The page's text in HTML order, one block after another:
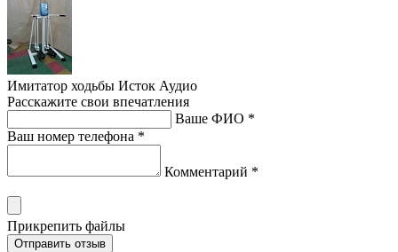
Имитатор ходьбы Исток Аудио
Расскажите свои впечатления
Ваше ФИО *
Ваш номер телефона *
Комментарий *
Прикрепить файлы
Отправить отзыв